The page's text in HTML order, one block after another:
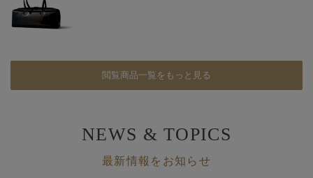
閲覧商品一覧をもっと見る
NEWS & TOPICS
最新情報をお知らせ